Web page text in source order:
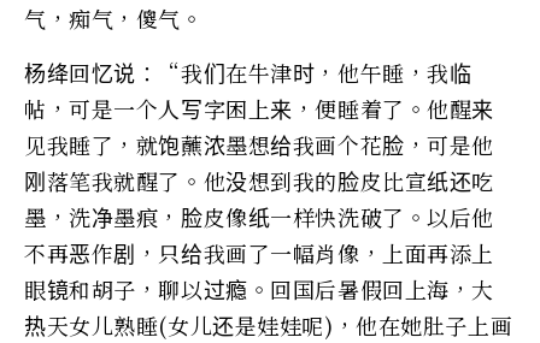
气，痴气，傻气。
杨绛回忆说：“我们在牛津时，他午睡，我临
帖，可是一个人写字困上来，便睡着了。他醒来
见我睡了，就饱蘸浓墨想给我画个花脸，可是他
刚落笔我就醒了。他没想到我的脸皮比宣纸还吃
墨，洗净墨痕，脸皮像纸一样快洗破了。以后他
不再恶作剧，只给我画了一幅肖像，上面再添上
眼镜和胡子，聊以过瘾。回国后暑假回上海，大
热天女儿熟睡(女儿还是娃娃呢)，他在她肚子上画